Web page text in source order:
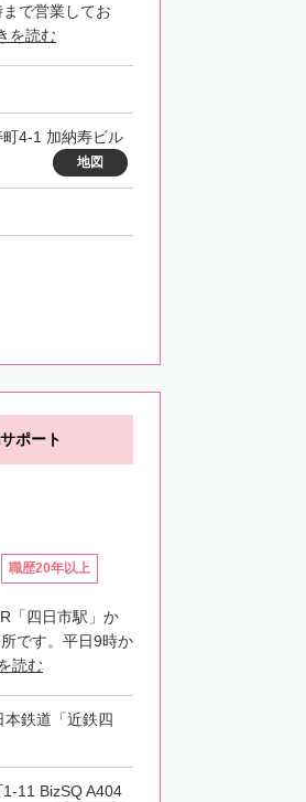
で営業してお
を読む
4-1 加納寿ビル
地図
ポート
職歴20年以上
「四日市駅」か
です。平日9時か
読む
鉄道「近鉄四
11 BizSQ A404